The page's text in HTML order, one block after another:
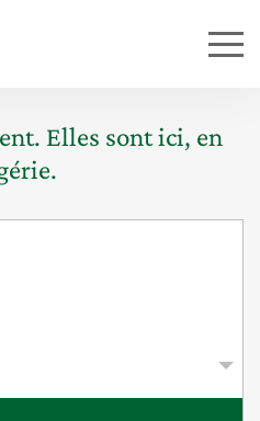
Elles sont ici, en